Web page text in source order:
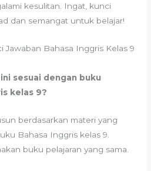
kesulitan. Ingat, kunci
dan semangat untuk belajar!
Jawaban Bahasa Inggris Kelas 9
sesuai dengan buku
kelas 9?
berdasarkan materi yang
Bahasa Inggris kelas 9.
buku pelajaran yang sama.